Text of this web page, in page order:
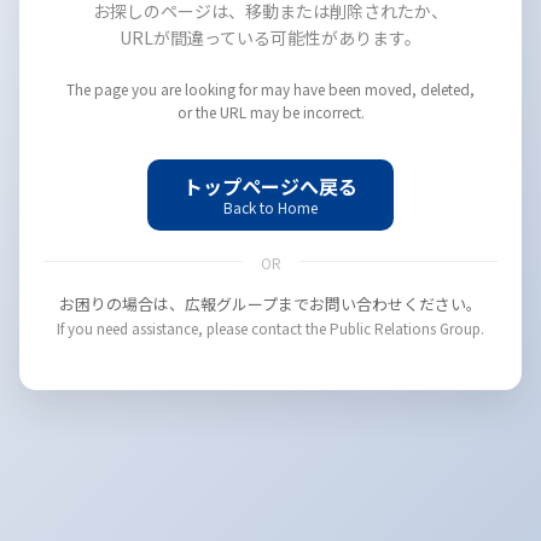
お探しのページは、移動または削除されたか、
URLが間違っている可能性があります。
The page you are looking for may have been moved, deleted,
or the URL may be incorrect.
トップページへ戻る
Back to Home
OR
お困りの場合は、広報グループまでお問い合わせください。
If you need assistance, please contact the Public Relations Group.